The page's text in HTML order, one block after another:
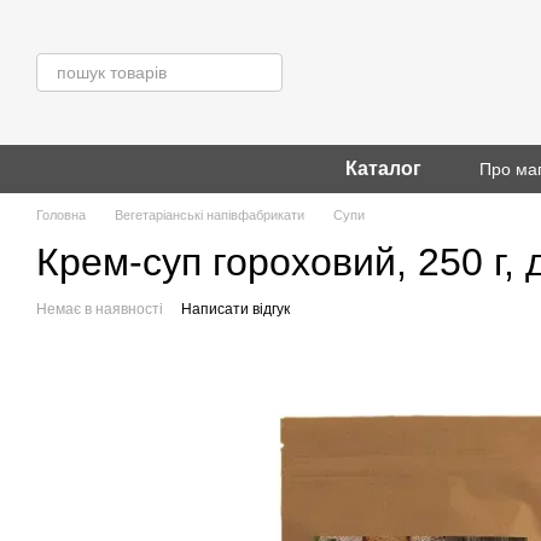
Каталог Про
Головна Вегетаріанські напівфабрикати Супи
Крем-суп гороховий, 250 г,
Немає в наявності Написати відгук